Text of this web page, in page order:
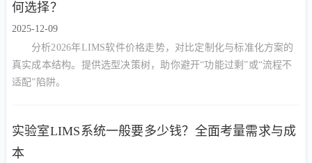
何选择？
2025-12-09
分析2026年LIMS软件价格走势，对比定制化与标准化方案的
真实成本结构。提供选型决策树，助你避开“功能过剩”或“流程不
适配”陷阱。
实验室LIMS系统一般要多少钱？全面考量需求与成
本